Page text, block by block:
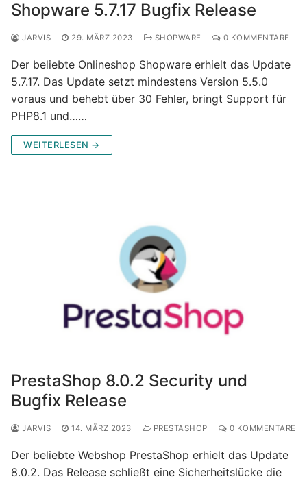
Shopware 5.7.17 Bugfix Release
JARVIS 29. MÄRZ 2023 SHOPWARE 0 KOMMENTARE
Der beliebte Onlineshop Shopware erhielt das Update
5.7.17. Das Update setzt mindestens Version 5.5.0
voraus und behebt über 30 Fehler, bringt Support für
PHP8.1 und……
WEITERLESEN →
PrestaShop 8.0.2 Security und
Bugfix Release
JARVIS 14. MÄRZ 2023 PRESTASHOP 0 KOMMENTARE
Der beliebte Webshop PrestaShop erhielt das Update
8.0.2. Das Release schließt eine Sicherheitslücke die